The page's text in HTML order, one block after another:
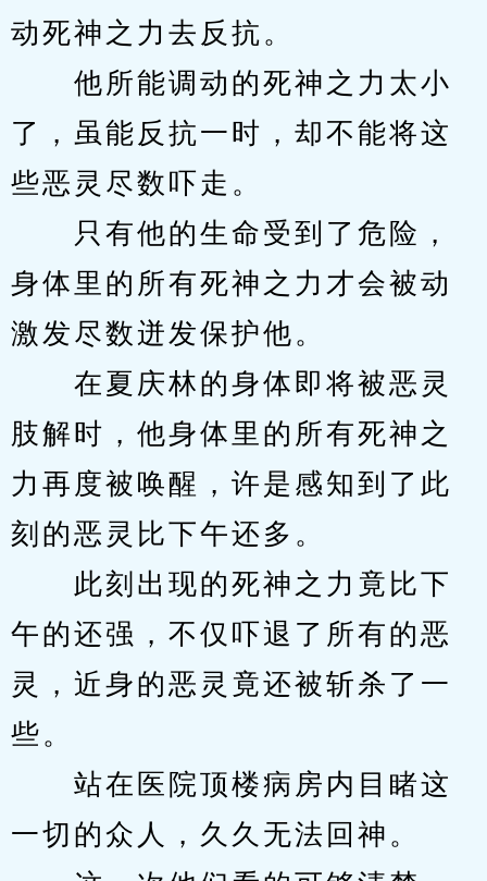
动死神之力去反抗。
他所能调动的死神之力太小
了，虽能反抗一时，却不能将这
些恶灵尽数吓走。
只有他的生命受到了危险，
身体里的所有死神之力才会被动
激发尽数迸发保护他。
在夏庆林的身体即将被恶灵
肢解时，他身体里的所有死神之
力再度被唤醒，许是感知到了此
刻的恶灵比下午还多。
此刻出现的死神之力竟比下
午的还强，不仅吓退了所有的恶
灵，近身的恶灵竟还被斩杀了一
些。
站在医院顶楼病房内目睹这
一切的众人，久久无法回神。